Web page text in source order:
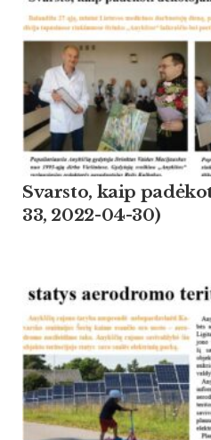
Svarsto, kaip
33, 2022-04-30)